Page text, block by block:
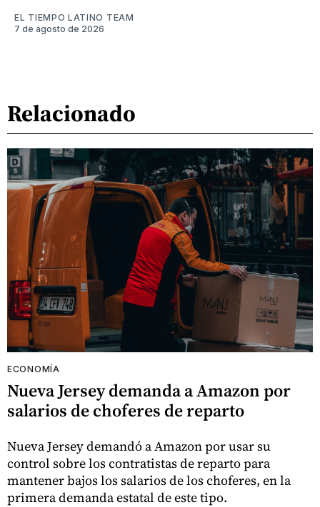
EL TIEMPO LATINO TEAM
7 de agosto de 2026
Relacionado
ECONOMÍA
Nueva Jersey demanda a Amazon por
salarios de choferes de reparto
Nueva Jersey demandó a Amazon por usar su
control sobre los contratistas de reparto para
mantener bajos los salarios de los choferes, en la
primera demanda estatal de este tipo.